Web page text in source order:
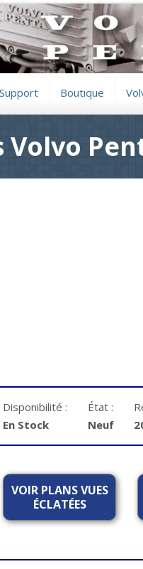
Boutique
Disponibilité :
En Stock
État :
Neuf
VOIR PLANS VUES
ÉCLATÉES